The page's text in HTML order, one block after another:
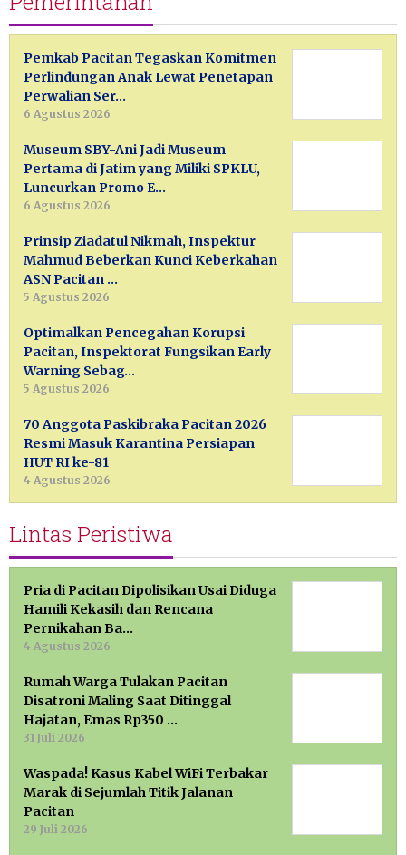
Pemkab Pacitan Tegaskan Komitmen
Perlindungan Anak Lewat Penetapan
Perwalian Ser…
6 Agustus 2026
Museum SBY-Ani Jadi Museum
Pertama di Jatim yang Miliki SPKLU,
Luncurkan Promo E…
6 Agustus 2026
Prinsip Ziadatul Nikmah, Inspektur
Mahmud Beberkan Kunci Keberkahan
ASN Pacitan …
5 Agustus 2026
Optimalkan Pencegahan Korupsi
Pacitan, Inspektorat Fungsikan Early
Warning Sebag…
5 Agustus 2026
70 Anggota Paskibraka Pacitan 2026
Resmi Masuk Karantina Persiapan
HUT RI ke-81
4 Agustus 2026
Lintas Peristiwa
Pria di Pacitan Dipolisikan Usai Diduga
Hamili Kekasih dan Rencana
Pernikahan Ba…
4 Agustus 2026
Rumah Warga Tulakan Pacitan
Disatroni Maling Saat Ditinggal
Hajatan, Emas Rp350 …
31 Juli 2026
Waspada! Kasus Kabel WiFi Terbakar
Marak di Sejumlah Titik Jalanan
Pacitan
29 Juli 2026